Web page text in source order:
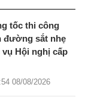
tốc thi công
đường sắt nhẹ
Hội nghị cấp
08/08/2026